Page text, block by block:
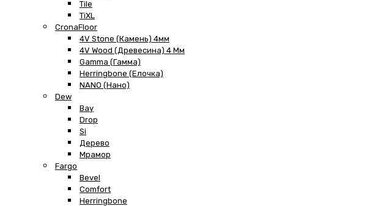
Tile
TiXL
CronaFloor
4V Stone (Камень) 4мм
4V Wood (Древесина) 4 Мм
Gamma (Гамма)
Herringbone (Елочка)
NANO (Нано)
Dew
Bay
Drop
Si
Дерево
Мрамор
Fargo
Bevel
Comfort
Herringbone